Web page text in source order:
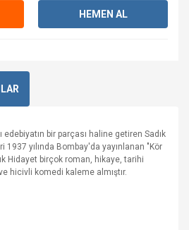
HEMEN AL
edebiyatın bir parçası haline getiren Sadık
1937 yılında Bombay'da yayınlanan "Kör
Hidayet birçok roman, hikaye, tarihi
hicivli komedi kaleme almıştır.